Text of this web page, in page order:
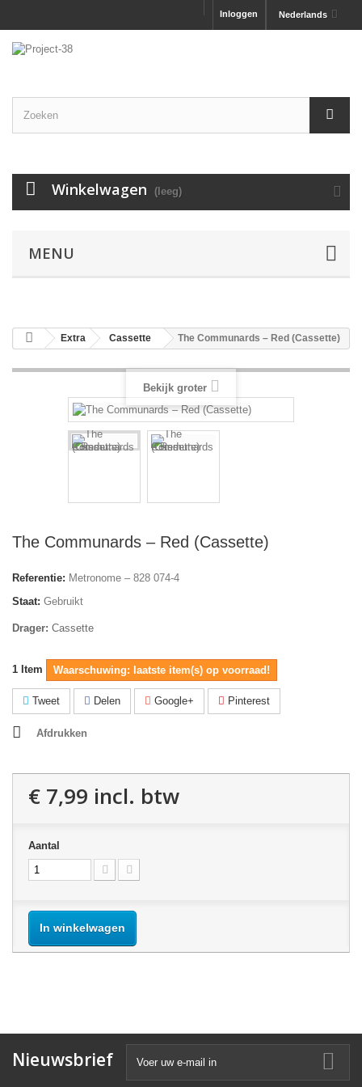
Nederlands
Inloggen
Winkelwagen (leeg)
MENU
Extra Cassette The Communards – Red (Cassette)
Bekijk groter
The Communards – Red (Cassette)
Referentie: Metronome – 828 074-4
Staat: Gebruikt
Drager: Cassette
1 Item Waarschuwing: laatste item(s) op voorraad!
Tweet Delen Google+ Pinterest
Afdrukken
€ 7,99 incl. btw
Aantal
In winkelwagen
Nieuwsbrief